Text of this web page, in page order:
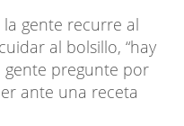
gente recurre al
al bolsillo, “hay
pregunte por
ante una receta